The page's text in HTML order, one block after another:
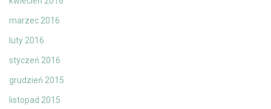
marzec 2016
luty 2016
styczeń 2016
grudzień 2015
listopad 2015